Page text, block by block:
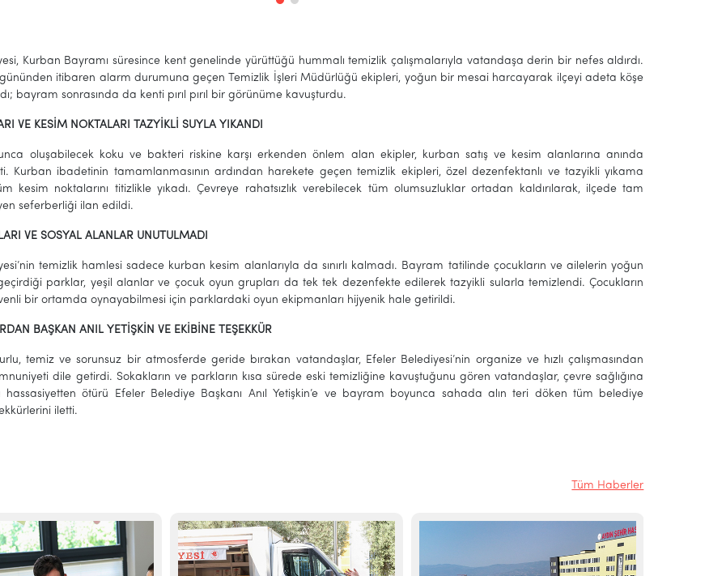
Kurban Bayramı süresince kent genelinde yürüttüğü hummalı temizlik çalışmalarıyla vatandaşa derin bir nefes aldırdı.
itibaren alarm durumuna geçen Temizlik İşleri Müdürlüğü ekipleri, yoğun bir mesai harcayarak ilçeyi adeta köşe
bayram sonrasında da kenti pırıl pırıl bir görünüme kavuşturdu.
VE KESİM NOKTALARI TAZYİKLİ SUYLA YIKANDI
oluşabilecek koku ve bakteri riskine karşı erkenden önlem alan ekipler, kurban satış ve kesim alanlarına anında
Kurban ibadetinin tamamlanmasının ardından harekete geçen temizlik ekipleri, özel dezenfektanlı ve tazyikli yıkama
kesim noktalarını titizlikle yıkadı. Çevreye rahatsızlık verebilecek tüm olumsuzluklar ortadan kaldırılarak, ilçede tam
seferberliği ilan edildi.
VE SOSYAL ALANLAR UNUTULMADI
temizlik hamlesi sadece kurban kesim alanlarıyla da sınırlı kalmadı. Bayram tatilinde çocukların ve ailelerin yoğun
parklar, yeşil alanlar ve çocuk oyun grupları da tek tek dezenfekte edilerek tazyikli sularla temizlendi. Çocukların
bir ortamda oynayabilmesi için parklardaki oyun ekipmanları hijyenik hale getirildi.
BAŞKAN ANIL YETİŞKİN VE EKİBİNE TEŞEKKÜR
temiz ve sorunsuz bir atmosferde geride bırakan vatandaşlar, Efeler Belediyesi’nin organize ve hızlı çalışmasından
dile getirdi. Sokakların ve parkların kısa sürede eski temizliğine kavuştuğunu gören vatandaşlar, çevre sağlığına
hassasiyetten ötürü Efeler Belediye Başkanı Anıl Yetişkin’e ve bayram boyunca sahada alın teri döken tüm belediye
iletti.
Tüm Haberler